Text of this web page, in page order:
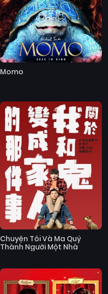
Momo
Chuyện Tôi Và Ma Quỷ
Thành Người Một Nhà